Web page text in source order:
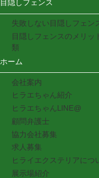
目隠しフェンス
失敗しない目隠しフェン
目隠しフェンスのメリッ
類
ホーム
会社案内
ヒラエちゃん紹介
ヒラエちゃんLINE@
顧問弁護士
協力会社募集
求人募集
ヒライエクステリアにつ
展示場紹介